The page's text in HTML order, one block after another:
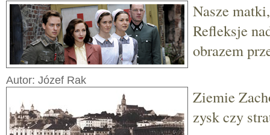
Nasze
Refleksje
obrazem
Autor: Józef Rak
Ziemie
zysk czy